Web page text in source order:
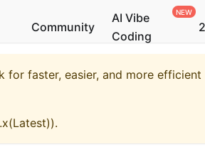
Community
AI Vibe
Coding
for faster, easier, and more
).